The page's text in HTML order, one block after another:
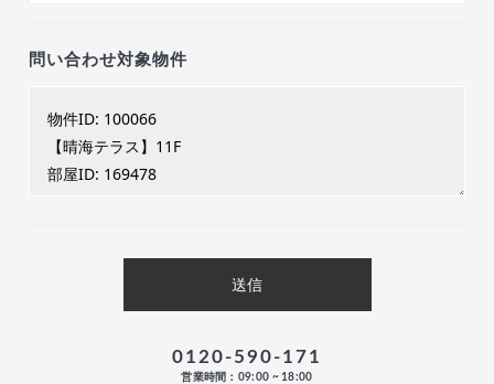
問い合わせ対象物件
0120-590-171
営業時間：09:00 ~ 18:00